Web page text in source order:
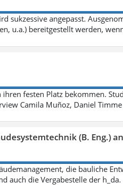
sukzessive angepasst.
u.a.) bereitgestellt werden,
ihren festen Platz bekommen.
Camila Muñoz, Daniel
(B. Eng.)
die bauliche
auch die Vergabestelle der